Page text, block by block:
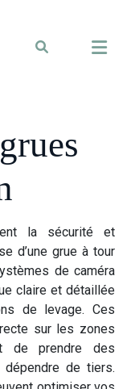
la sécurité et
d’une grue à tour
de caméra
claire et détaillée
de levage. Ces
sur les zones
de prendre des
de tiers.